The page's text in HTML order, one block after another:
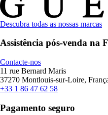
Descubra todas as nossas marcas
Assistência pós-venda na
Contacte-nos
11 rue Bernard Maris
37270 Montlouis-sur-Loire,
+33 1 86 47 62 58
Pagamento seguro